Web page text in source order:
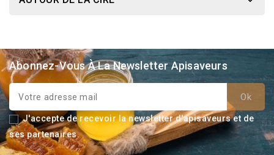
Abonnez-Vous À La Newsletter Apisaveurs
J'accepte de recevoir la newsletter d'apisaveurs et de
ses partenaires.